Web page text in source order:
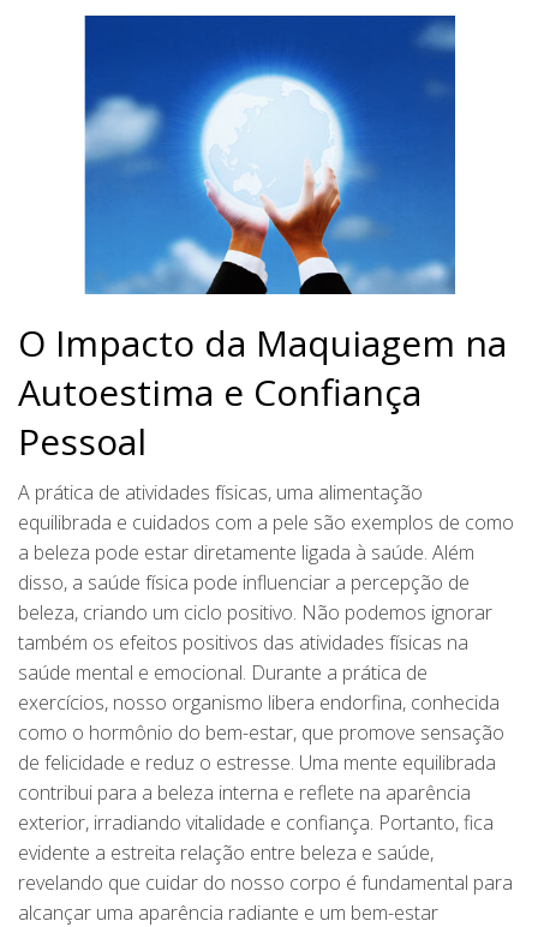
O Impacto da Maquiagem na
Autoestima e Confiança
Pessoal
A prática de atividades físicas, uma alimentação
equilibrada e cuidados com a pele são exemplos de como
a beleza pode estar diretamente ligada à saúde. Além
disso, a saúde física pode influenciar a percepção de
beleza, criando um ciclo positivo. Não podemos ignorar
também os efeitos positivos das atividades físicas na
saúde mental e emocional. Durante a prática de
exercícios, nosso organismo libera endorfina, conhecida
como o hormônio do bem-estar, que promove sensação
de felicidade e reduz o estresse. Uma mente equilibrada
contribui para a beleza interna e reflete na aparência
exterior, irradiando vitalidade e confiança. Portanto, fica
evidente a estreita relação entre beleza e saúde,
revelando que cuidar do nosso corpo é fundamental para
alcançar uma aparência radiante e um bem-estar